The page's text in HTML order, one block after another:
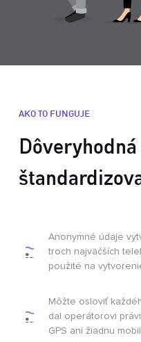
AKO TO FUNGUJE
Dôveryhodná
Anonymné údaje
troch najväčších
použité na
Môžte osloviť
dal operátorovi
GPS ani žiadnu